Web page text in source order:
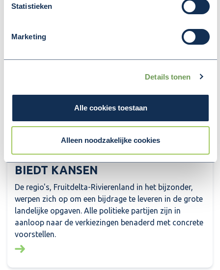
Statistieken
Marketing
Details tonen
Alle cookies toestaan
Alleen noodzakelijke cookies
24 augustus 2023
SAMENWERKING MET DE REGIO'S
BIEDT KANSEN
De regio's, Fruitdelta-Rivierenland in het bijzonder,
werpen zich op om een bijdrage te leveren in de grote
landelijke opgaven. Alle politieke partijen zijn in
aanloop naar de verkiezingen benaderd met concrete
voorstellen.
Lees meer over: Samenwerking met de regio's biedt